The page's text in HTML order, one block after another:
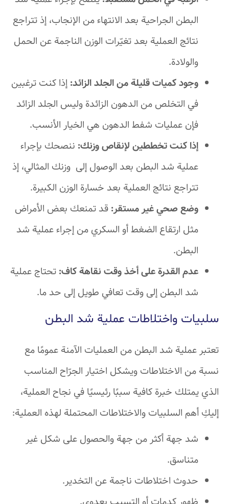
البطن الجراحية بعد الانتهاء من الإنجاب، إذ تتراجع
نتائج العملية بعد تغيّرات الوزن الناجمة عن الحمل
والولادة.
وجود كميات قليلة من الجلد الزائد: إذا كنت ترغبين
في التخلص من الدهون الزائدة وليس الجلد الزائد
فإن عمليات شفط الدهون هي الخيار الأنسب.
إذا كنت تخططين لإنقاص وزنك: ننصحك بإجراء
عملية شد البطن بعد الوصول إلى وزنك المثالي، إذ
تتراجع نتائج العملية بعد خسارة الوزن الكبيرة.
وضع صحي غير مستقر: قد تمنعك بعض الأمراض
مثل ارتقاع الضغط أو السكري من إجراء عملية شد
البطن.
عدم القدرة على أخذ وقت نقاهة كاف: تحتاج عملية
شد البطن إلى وقت تعافي طويل إلى حد ما.
سلبيات واختلاطات عملية شد البطن
تعتبر عملية شد البطن من العمليات الآمنة عمومًا مع
نسبة من الاختلاطات ويشكل اختيار الجرّاح المناسب
الذي يمتلك خبرة كافية سببًا رئيسيًا في نجاح العملية،
إليكِ أهم السلبيات والاختلاطات المحتملة لهذه العملية:
شد جهة أكثر من جهة والحصول على شكل غير
متناسق.
حدوث اختلاطات ناجمة عن التخدير.